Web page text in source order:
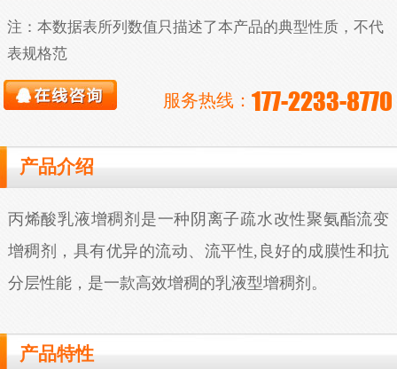
注：本数据表所列数值只描述了本产品的典型性质，不代
表规格范
服务热线：177-2233-8770
产品介绍
丙烯酸乳液增稠剂是一种阴离子疏水改性聚氨酯流变
增稠剂，具有优异的流动、流平性,良好的成膜性和抗
分层性能，是一款高效增稠的乳液型增稠剂。
产品特性